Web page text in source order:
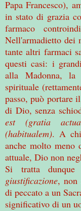
Papa Francesco),
in stato di grazia
farmaco
Nell'armadietto dei
tante altri farmaci
questi casi: i
alla Madonna,
spirituale
passo, può portare
di Dio, senza
est (gratia
(habitualem). A
anche molto meno
attuale, Dio non
Si tratta
giustificazione, non
di peccato a un
significativo di un